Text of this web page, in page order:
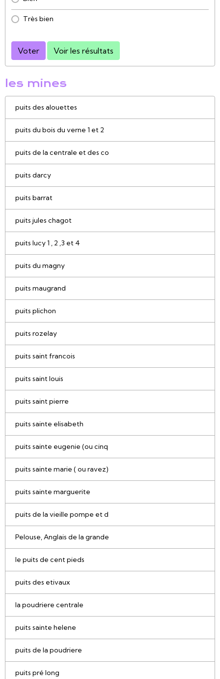
Très bien
Voter Voir les résultats
les mines
puits des alouettes
puits du bois du verne 1 et 2
puits de la centrale et des co
puits darcy
puits barrat
puits jules chagot
puits lucy 1 , 2 ,3 et 4
puits du magny
puits maugrand
puits plichon
puits rozelay
puits saint francois
puits saint louis
puits saint pierre
puits sainte elisabeth
puits sainte eugenie (ou cinq
puits sainte marie ( ou ravez)
puits sainte marguerite
puits de la vieille pompe et d
Pelouse, Anglais de la grande
le puits de cent pieds
puits des etivaux
la poudriere centrale
puits sainte helene
puits de la poudriere
puits pré long